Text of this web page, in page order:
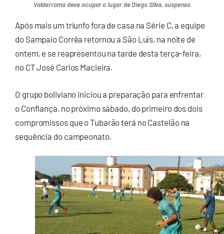
Valderrama deve ocupar o lugar de Diego Silva, suspenso
Após mais um triunfo fora de casa na Série C, a equipe
do Sampaio Corrêa retornou a São Luís, na noite de
ontem, e se reapresentou na tarde desta terça-feira,
no CT José Carlos Macieira.
O grupo boliviano iniciou a preparação para enfrentar
o Confiança, no próximo sábado, do primeiro dos dois
compromissos que o Tubarão terá no Castelão na
sequência do campeonato.